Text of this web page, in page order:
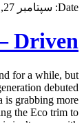
Date: سپتامبر 27, 2016
Driven
for a while, but
debuted
is grabbing more
the Eco trim to